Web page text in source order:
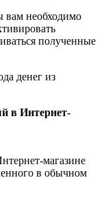
вам необходимо
полученные
денег из
в Интернет-
магазине
в обычном